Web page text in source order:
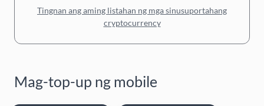
Tingnan ang aming listahan ng mga sinusuportahang
cryptocurrency
Mag-top-up ng mobile